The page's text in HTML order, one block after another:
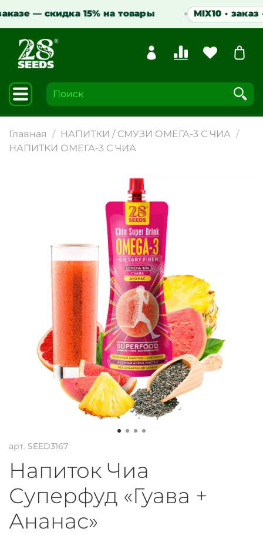
— скидка 15% на товары MIX10 · заказ
Главная
НАПИТКИ / СМУЗИ ОМЕГА-3 С ЧИА
НАПИТКИ ОМЕГА-3 С ЧИА
арт. SEED3167
Напиток Чиа
Суперфуд «Гуава +
Ананас»